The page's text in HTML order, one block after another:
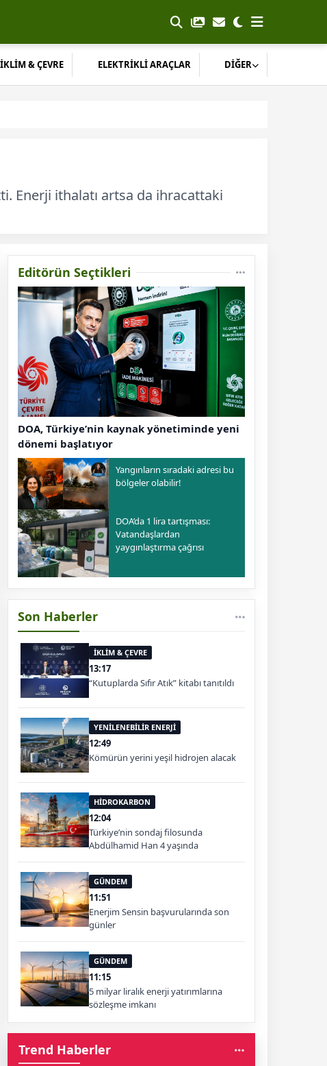
İKLİM & ÇEVRE ELEKTRİKLİ ARAÇLAR DİĞER
Enerji ithalatı artsa da ihracattaki
Editörün Seçtikleri
DOA, Türkiye’nin kaynak yönetiminde yeni
dönemi başlatıyor
Yangınların sıradaki adresi bu
bölgeler olabilir!
DOA’da 1 lira tartışması:
Vatandaşlardan
yaygınlaştırma çağrısı
Son Haberler
İKLİM & ÇEVRE
13:17
“Kutuplarda Sıfır Atık” kitabı tanıtıldı
YENİLENEBİLİR ENERJİ
12:49
Kömürün yerini yeşil hidrojen alacak
HİDROKARBON
12:04
Türkiye’nin sondaj filosunda
Abdülhamid Han 4 yaşında
GÜNDEM
11:51
Enerjim Sensin başvurularında son
günler
GÜNDEM
11:15
5 milyar liralık enerji yatırımlarına
sözleşme imkanı
Trend Haberler